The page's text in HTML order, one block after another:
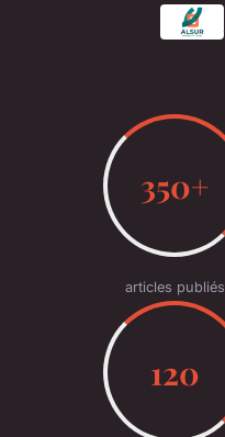
350+
articles publiés
120